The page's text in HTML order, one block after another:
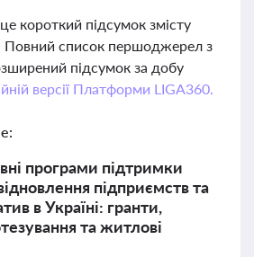
короткий підсумок змісту
Повний список першоджерел з
підсумок за добу
версії Платформи LIGA360.
програми підтримки
підприємств та
в Україні: гранти,
та житлові